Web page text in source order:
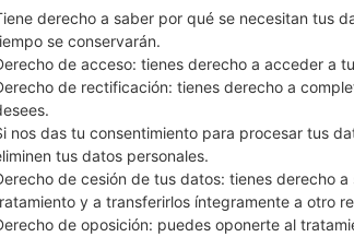
derecho a saber por qué se necesitan tus
se conservarán.
de acceso: tienes derecho a acceder a
de rectificación: tienes derecho a
nos das tu consentimiento para procesar tus
tus datos personales.
de cesión de tus datos: tienes derecho
y a transferirlos íntegramente a otro
de oposición: puedes oponerte al